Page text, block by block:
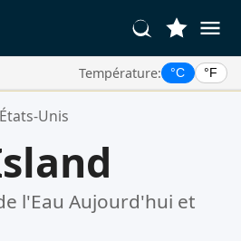
Température: °C °F
États-Unis
l'Eau Aujourd'hui et